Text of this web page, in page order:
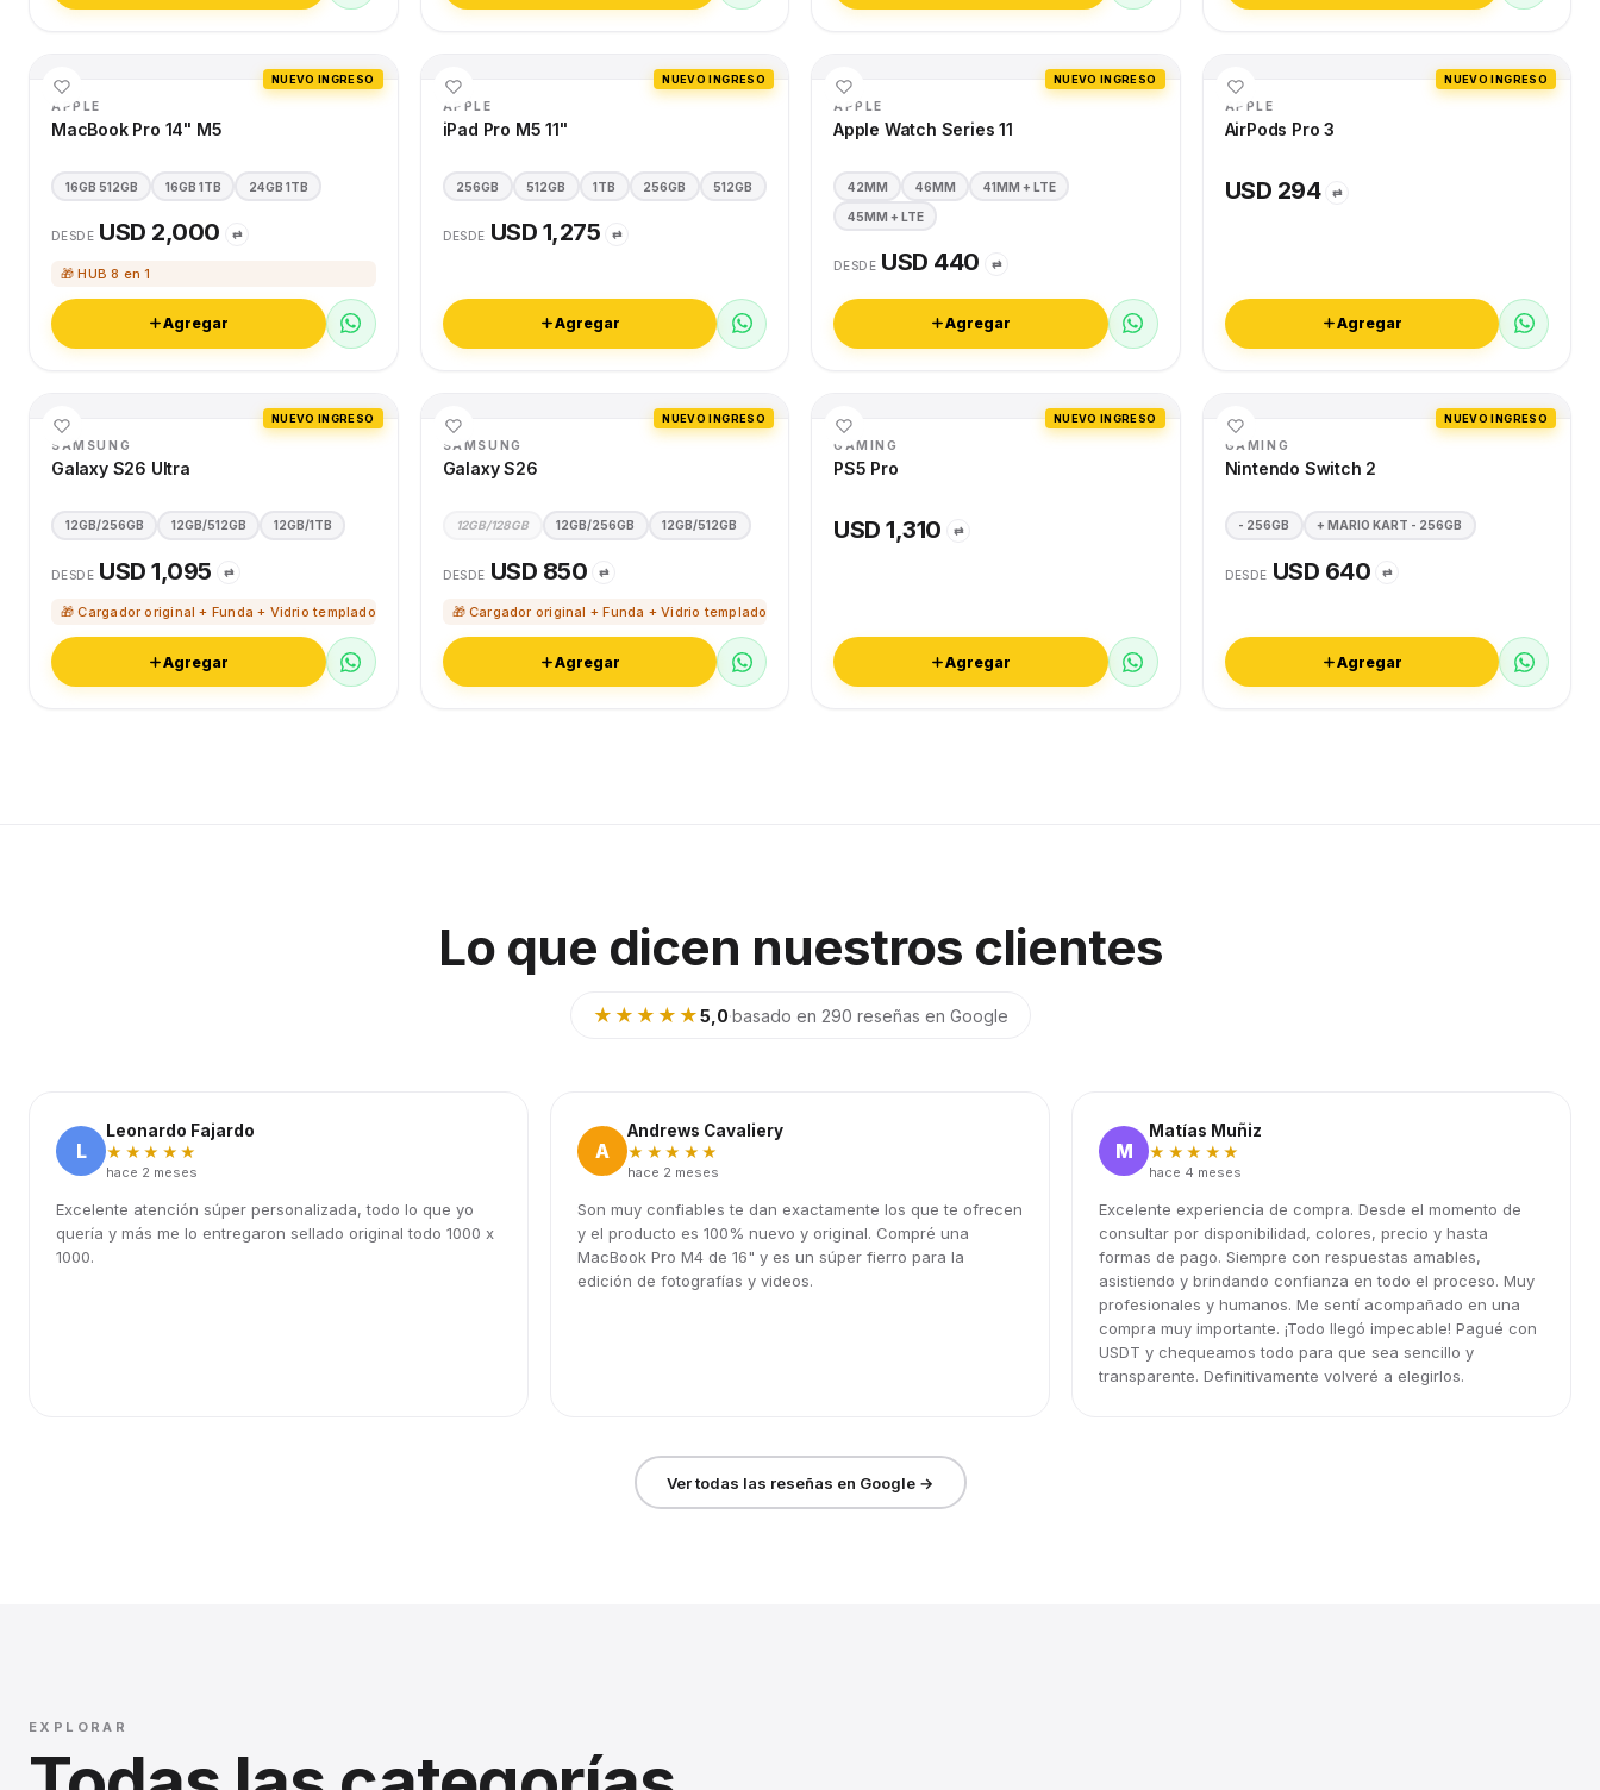
NUEVO INGRESO
APPLE
MacBook Pro 14" M5
16GB 512GB 16GB 1TB 24GB 1TB
DESDE USD 2,000 ⇄
🎁 HUB 8 en 1
Agregar
NUEVO INGRESO
APPLE
iPad Pro M5 11"
256GB 512GB 1TB 256GB 512GB
DESDE USD 1,275 ⇄
Agregar
NUEVO INGRESO
APPLE
Apple Watch Series 11
42MM 46MM 41MM + LTE
45MM + LTE
DESDE USD 440 ⇄
Agregar
NUEVO INGRESO
APPLE
AirPods Pro 3
USD 294 ⇄
Agregar
NUEVO INGRESO
SAMSUNG
Galaxy S26 Ultra
12GB/256GB 12GB/512GB 12GB/1TB
DESDE USD 1,095 ⇄
🎁 Cargador original + Funda + Vidrio templado
Agregar
NUEVO INGRESO
SAMSUNG
Galaxy S26
12GB/128GB 12GB/256GB 12GB/512GB
DESDE USD 850 ⇄
🎁 Cargador original + Funda + Vidrio templado
Agregar
NUEVO INGRESO
GAMING
PS5 Pro
USD 1,310 ⇄
Agregar
NUEVO INGRESO
GAMING
Nintendo Switch 2
- 256GB + MARIO KART - 256GB
DESDE USD 640 ⇄
Agregar
Lo que dicen nuestros clientes
★★★★★5,0·basado en 290 reseñas en Google
L
Leonardo Fajardo
★★★★★
hace 2 meses
Excelente atención súper personalizada, todo lo que yo
quería y más me lo entregaron sellado original todo 1000 x
1000.
A
Andrews Cavaliery
★★★★★
hace 2 meses
Son muy confiables te dan exactamente los que te ofrecen
y el producto es 100% nuevo y original. Compré una
MacBook Pro M4 de 16" y es un súper fierro para la
edición de fotografías y videos.
M
Matías Muñiz
★★★★★
hace 4 meses
Excelente experiencia de compra. Desde el momento de
consultar por disponibilidad, colores, precio y hasta
formas de pago. Siempre con respuestas amables,
asistiendo y brindando confianza en todo el proceso. Muy
profesionales y humanos. Me sentí acompañado en una
compra muy importante. ¡Todo llegó impecable! Pagué con
USDT y chequeamos todo para que sea sencillo y
transparente. Definitivamente volveré a elegirlos.
Ver todas las reseñas en Google →
EXPLORAR